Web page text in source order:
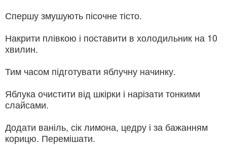
Спершу змушують пісочне тісто.
Накрити плівкою і поставити в холодильник на 10
хвилин.
Тим часом підготувати яблучну начинку.
Яблука очистити від шкірки і нарізати тонкими
слайсами.
Додати ваніль, сік лимона, цедру і за бажанням
корицю. Перемішати.